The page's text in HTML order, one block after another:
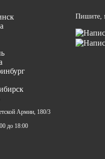
Армии, 180/3
до 18:00
Пишите,